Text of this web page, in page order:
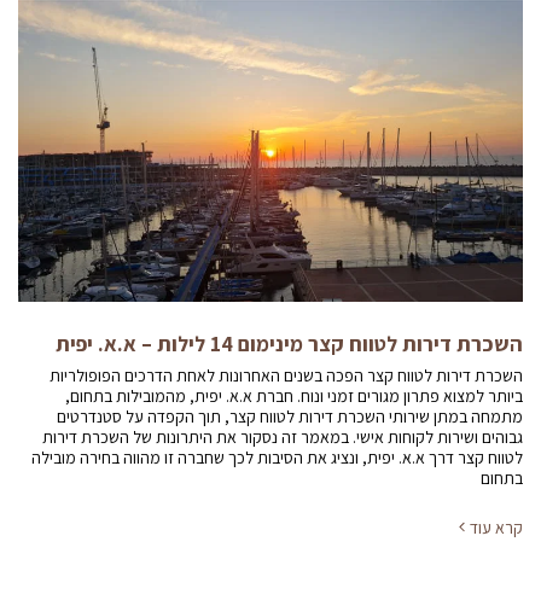
השכרת דירות לטווח קצר מינימום 14 לילות – א.א. יפית
השכרת דירות לטווח קצר הפכה בשנים האחרונות לאחת הדרכים הפופולריות
ביותר למצוא פתרון מגורים זמני ונוח. חברת א.א. יפית, מהמובילות בתחום,
מתמחה במתן שירותי השכרת דירות לטווח קצר, תוך הקפדה על סטנדרטים
גבוהים ושירות לקוחות אישי. במאמר זה נסקור את היתרונות של השכרת דירות
לטווח קצר דרך א.א. יפית, ונציג את הסיבות לכך שחברה זו מהווה בחירה מובילה
בתחום
קרא עוד